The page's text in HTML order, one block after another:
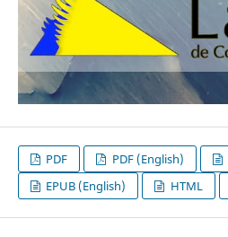
PDF PDF (English)
EPUB (English)
HTML